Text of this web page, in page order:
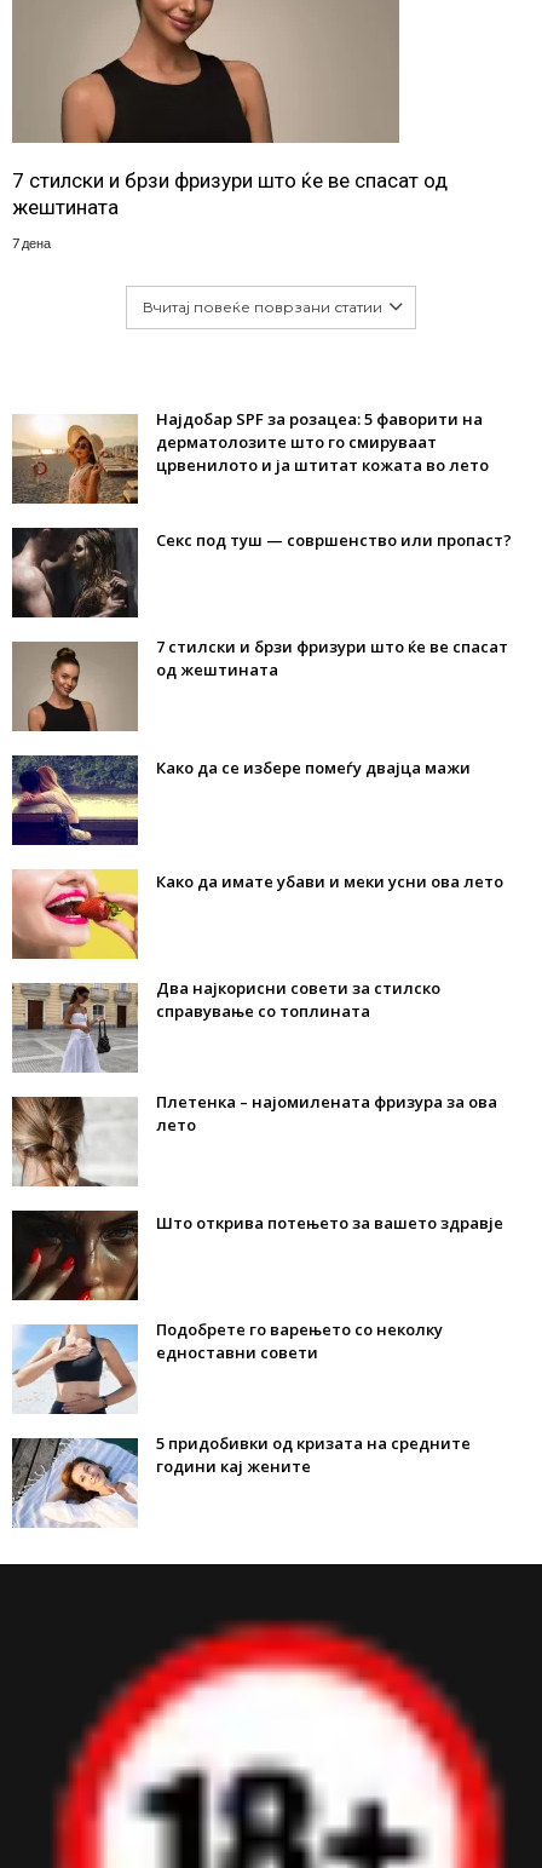
7 стилски и брзи фризури што ќе ве спасат од
жештината
7 дена
Вчитај повеќе поврзани статии
Најдобар SPF за розацеа: 5 фаворити на
дерматолозите што го смируваат
црвенилото и ја штитат кожата во лето
Секс под туш — совршенство или пропаст?
7 стилски и брзи фризури што ќе ве спасат
од жештината
Како да се избере помеѓу двајца мажи
Како да имате убави и меки усни ова лето
Два најкорисни совети за стилско
справување со топлината
Плетенка – најомилената фризура за ова
лето
Што открива потењето за вашето здравје
Подобрете го варењето со неколку
едноставни совети
5 придобивки од кризата на средните
години кај жените